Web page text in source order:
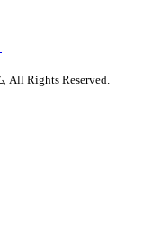
All Rights Reserved.